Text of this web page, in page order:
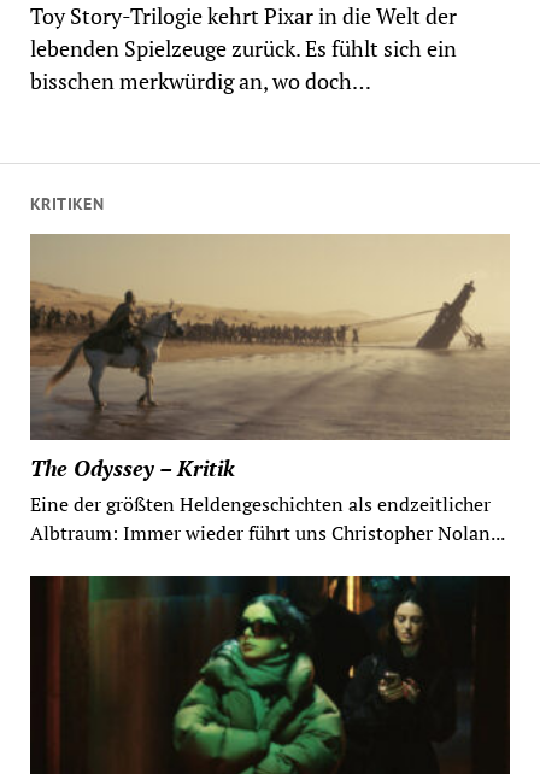
KRITIKEN
The Odyssey – Kritik
Eine der größten Heldengeschichten als endzeitlicher
Albtraum: Immer wieder führt uns Christopher Nolan...
Toy Story-Trilogie kehrt Pixar in die Welt der
lebenden Spielzeuge zurück. Es fühlt sich ein
bisschen merkwürdig an, wo doch…